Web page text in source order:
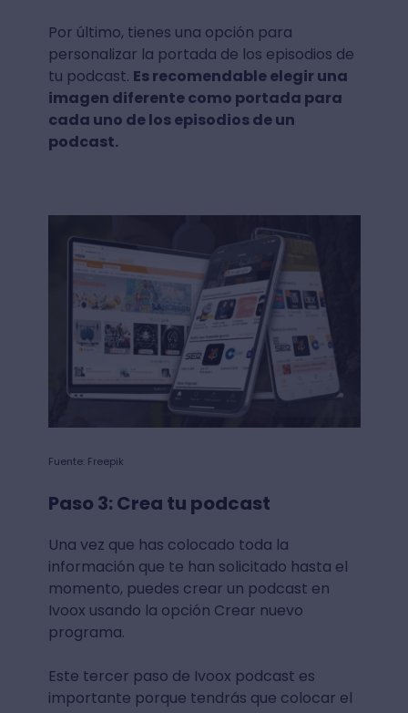
Por último, tienes una opción para
personalizar la portada de los episodios de
tu podcast. Es recomendable elegir una
imagen diferente como portada para
cada uno de los episodios de un
podcast.
Fuente: Freepik
Paso 3: Crea tu podcast
Una vez que has colocado toda la
información que te han solicitado hasta el
momento, puedes crear un podcast en
Ivoox usando la opción Crear nuevo
programa.
Este tercer paso de Ivoox podcast es
importante porque tendrás que colocar el